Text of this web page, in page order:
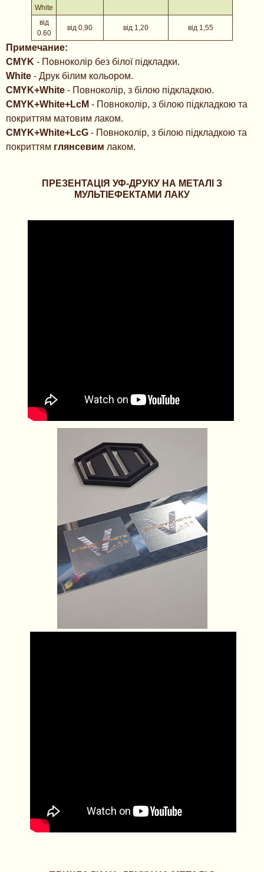
White
від
0.60
від 0,90 від 1,20 від 1,55
Примечание:
CMYK - Повноколір без білої підкладки.
White - Друк білим кольором.
CMYK+White - Повноколір, з білою підкладкою.
CMYK+White+LcM - Повноколір, з білою підкладкою та
покриттям матовим лаком.
CMYK+White+LcG - Повноколір, з білою підкладкою та
покриттям глянсевим лаком.
ПРЕЗЕНТАЦІЯ УФ-ДРУКУ НА МЕТАЛІ З
МУЛЬТІЕФЕКТАМИ ЛАКУ